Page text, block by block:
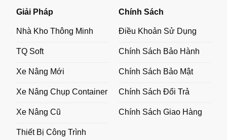
Giải Pháp
Nhà Kho Thông Minh
TQ Soft
Xe Nâng Mới
Xe Nâng Chụp Container
Xe Nâng Cũ
Thiết Bị Công Trình
Chính Sách
Điều Khoản Sử Dụng
Chính Sách Bảo Hành
Chính Sách Bảo Mật
Chính Sách Đổi Trả
Chính Sách Giao Hàng